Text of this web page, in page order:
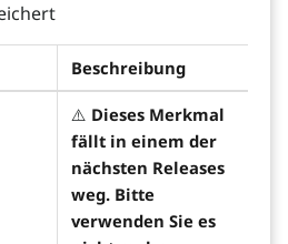
Beschreibung
⚠️ Dieses Merkmal
fällt in einem der
nächsten Releases
weg. Bitte
verwenden Sie es